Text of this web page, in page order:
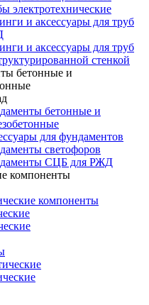
электротехнические
и аксессуары для труб
и аксессуары для труб
стенкой
бетонные и
бетонные и
для фундаментов
светофоров
СЦБ для РЖД
компоненты
компоненты